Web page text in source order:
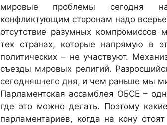
мировые проблемы сегодня
конфликтующим сторонам надо
отсутствие разумных
тех странах, которые напрямую в
политических – не участвуют.
съезды мировых религий.
сегодняшнего дня, и чем раньше мы
Парламентская ассамблея ОБСЕ –
где это можно делать. Поэтому
парламентариев, когда на кону